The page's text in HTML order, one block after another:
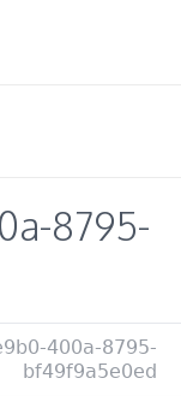
8795-
400a-8795-
bf49f9a5e0ed